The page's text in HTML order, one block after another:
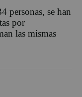
personas, se han
por
las mismas